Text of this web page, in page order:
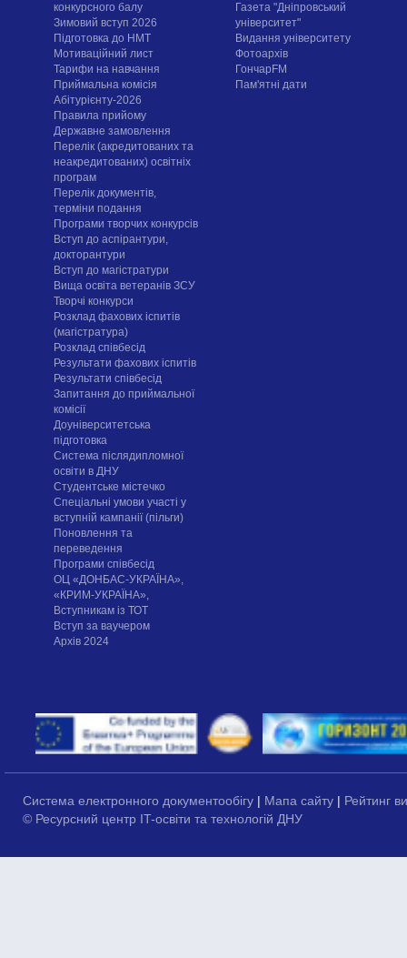
конкурсного балу
Зимовий вступ 2026
Підготовка до НМТ
Мотиваційний лист
Тарифи на навчання
Приймальна комісія
Абітурієнту-2026
Правила прийому
Державне замовлення
Перелік (акредитованих та
неакредитованих) освітніх
програм
Перелік документів,
терміни подання
Програми творчих конкурсiв
Вступ до аспірантури,
докторантури
Вступ до магістратури
Вища освіта ветеранів ЗСУ
Творчі конкурси
Розклад фахових іспитів
(магістратура)
Розклад співбесід
Результати фахових іспитів
Результати співбесід
Запитання до приймальної
комісії
Доуніверситетська
підготовка
Система післядипломної
освіти в ДНУ
Cтудентське містечко
Спеціальні умови участі у
вступній кампанії (пільги)
Поновлення та
переведення
Програми співбесід
ОЦ «ДОНБАС-УКРАЇНА»,
«КРИМ-УКРАЇНА»,
Вступникам із ТОТ
Вступ за ваучером
Архів 2024
Газета "Дніпровський
університет"
Видання університету
Фотоархів
ГончарFM
Пам'ятні дати
Система електронного документообігу | Мапа сайту | Рейтинг
© Ресурсний центр IT-освіти та технологій ДНУ